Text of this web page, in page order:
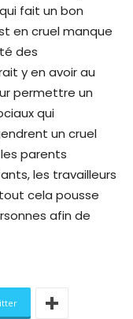
fait un bon
en cruel manque
des
y en avoir au
permettre un
qui
un cruel
parents
les travailleurs
cela pousse
afin de